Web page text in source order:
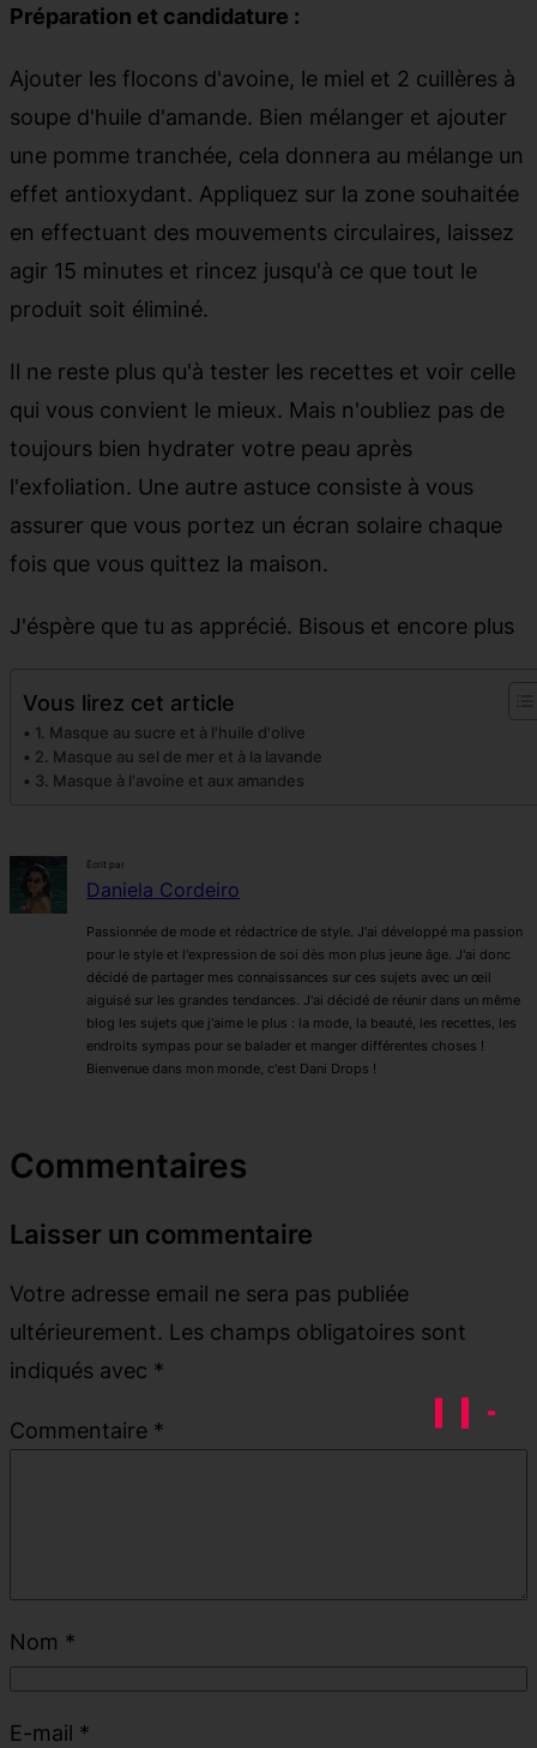
Préparation et candidature :
Ajouter les flocons d'avoine, le miel et 2 cuillères à
soupe d'huile d'amande. Bien mélanger et ajouter
une pomme tranchée, cela donnera au mélange un
effet antioxydant. Appliquez sur la zone souhaitée
en effectuant des mouvements circulaires, laissez
agir 15 minutes et rincez jusqu'à ce que tout le
produit soit éliminé.
Il ne reste plus qu'à tester les recettes et voir celle
qui vous convient le mieux. Mais n'oubliez pas de
toujours bien hydrater votre peau après
l'exfoliation. Une autre astuce consiste à vous
assurer que vous portez un écran solaire chaque
fois que vous quittez la maison.
J'éspère que tu as apprécié. Bisous et encore plus
Vous lirez cet article
1. Masque au sucre et à l'huile d'olive
2. Masque au sel de mer et à la lavande
3. Masque à l'avoine et aux amandes
Écrit par
Daniela Cordeiro
Passionnée de mode et rédactrice de style. J'ai développé ma passion
pour le style et l'expression de soi dès mon plus jeune âge. J'ai donc
décidé de partager mes connaissances sur ces sujets avec un œil
aiguisé sur les grandes tendances. J'ai décidé de réunir dans un même
blog les sujets que j'aime le plus : la mode, la beauté, les recettes, les
endroits sympas pour se balader et manger différentes choses !
Bienvenue dans mon monde, c'est Dani Drops !
Commentaires
Laisser un commentaire
Votre adresse email ne sera pas publiée
ultérieurement. Les champs obligatoires sont
indiqués avec *
Commentaire *
Nom *
E-mail *